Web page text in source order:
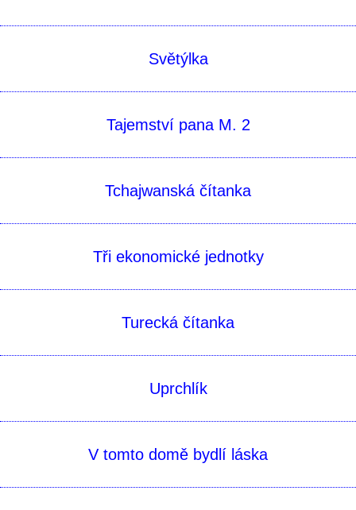
Světýlka
Tajemství pana M. 2
Tchajwanská čítanka
Tři ekonomické jednotky
Turecká čí­tanka
Uprchlík
V tomto domě bydlí láska